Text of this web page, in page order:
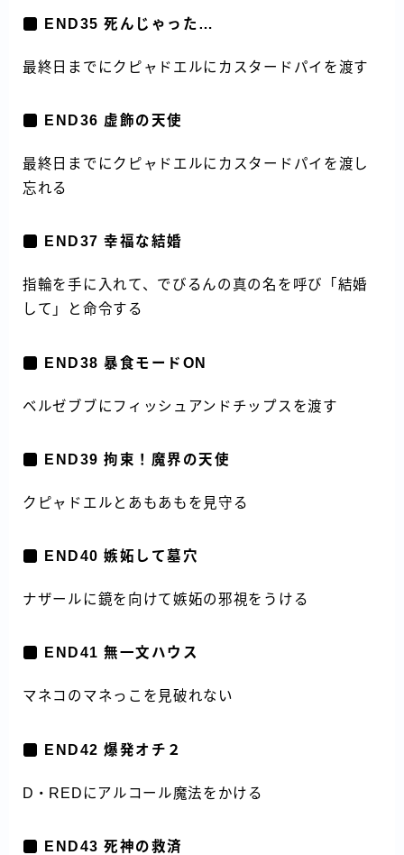
END35 死んじゃった…
最終日までにクピャドエルにカスタードパイを渡す
END36 虚飾の天使
最終日までにクピャドエルにカスタードパイを渡し
忘れる
END37 幸福な結婚
指輪を手に入れて、でびるんの真の名を呼び「結婚
して」と命令する
END38 暴食モードON
ベルゼブブにフィッシュアンドチップスを渡す
END39 拘束！魔界の天使
クピャドエルとあもあもを見守る
END40 嫉妬して墓穴
ナザールに鏡を向けて嫉妬の邪視をうける
END41 無一文ハウス
マネコのマネっこを見破れない
END42 爆発オチ２
D・REDにアルコール魔法をかける
END43 死神の救済